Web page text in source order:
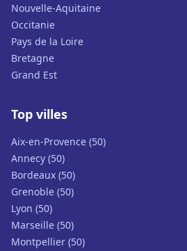
Nouvelle-Aquitaine
Occitanie
Pays de la Loire
Bretagne
Grand Est
Top villes
Aix-en-Provence (50)
Annecy (50)
Bordeaux (50)
Grenoble (50)
Lyon (50)
Marseille (50)
Montpellier (50)